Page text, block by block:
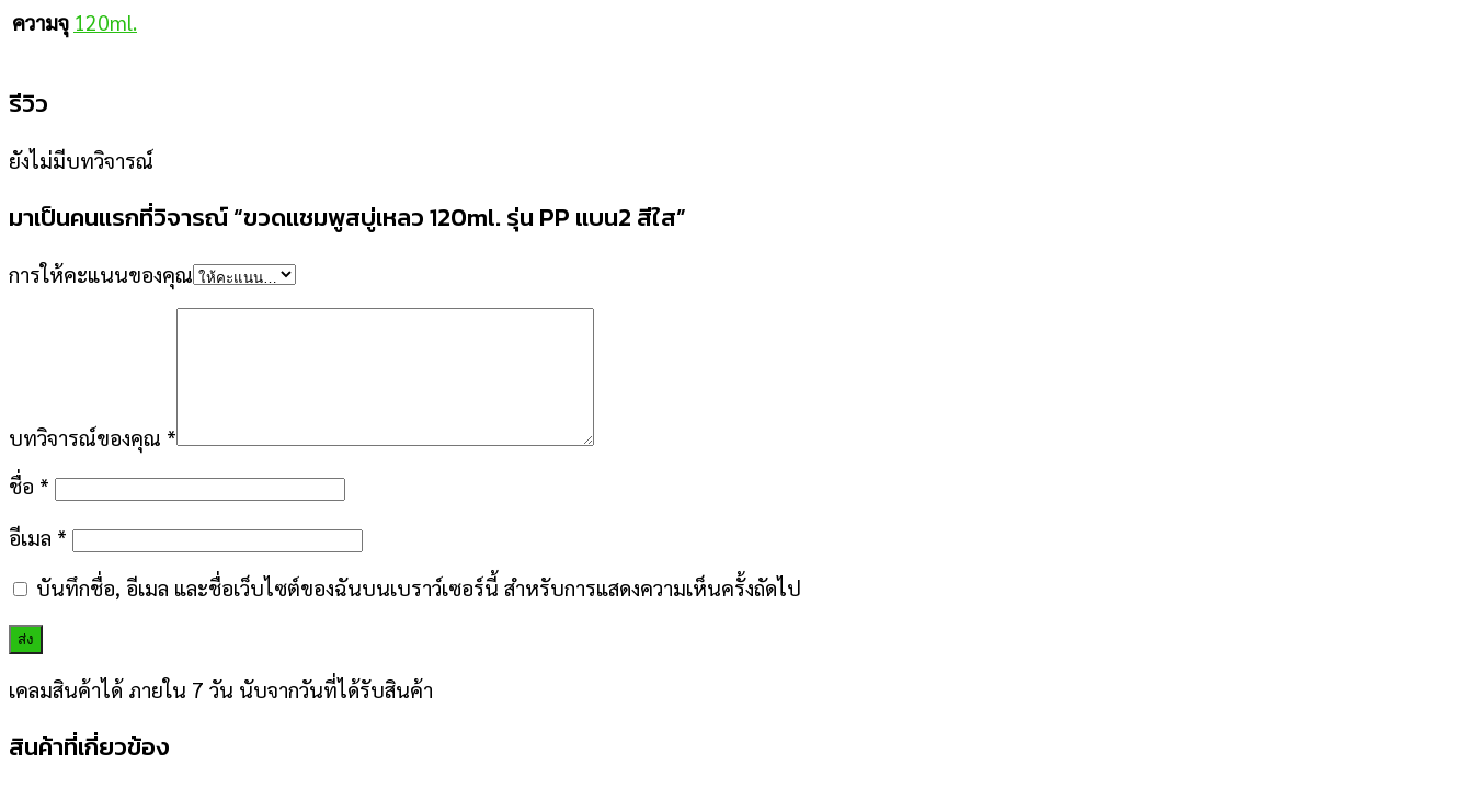
ความจุ 120ml.
รีวิว
ยังไม่มีบทวิจารณ์
มาเป็นคนแรกที่วิจารณ์ “ขวดแชมพูสบู่เหลว 120ml. รุ่น PP แบน2 สีใส”
การให้คะแนนของคุณ
บทวิจารณ์ของคุณ *
ชื่อ *
อีเมล *
บันทึกชื่อ, อีเมล และชื่อเว็บไซต์ของฉันบนเบราว์เซอร์นี้ สำหรับการแสดงความเห็นครั้งถัดไป
เคลมสินค้าได้ ภายใน 7 วัน นับจากวันที่ได้รับสินค้า
สินค้าที่เกี่ยวข้อง